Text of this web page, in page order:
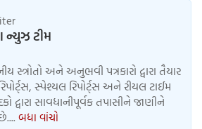
ન્યુઝ ટીમ
સ્ત્રોતો અને અનુભવી પત્રકારો દ્વારા તૈયાર
સ્પેશ્યલ રિપોર્ટ્સ અને રીયલ ટાઈમ
દ્વારા સાવધાનીપૂર્વક તપાસીને જાણીને
બધા વાંચો